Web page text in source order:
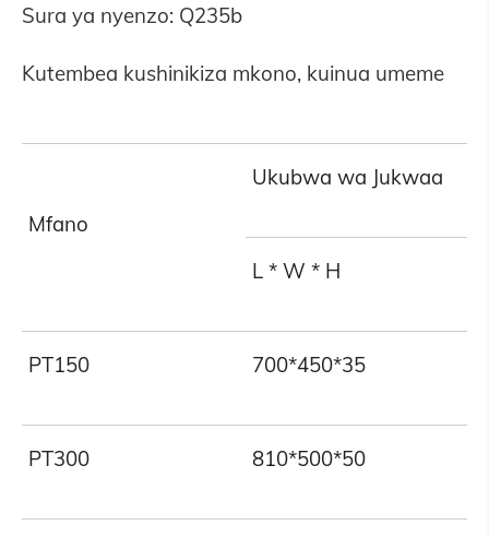
Sura ya nyenzo: Q235b
Kutembea kushinikiza mkono, kuinua umeme
Mfano
Ukubwa wa Jukwaa
L * W * H
PT150 700*450*35
PT300 810*500*50